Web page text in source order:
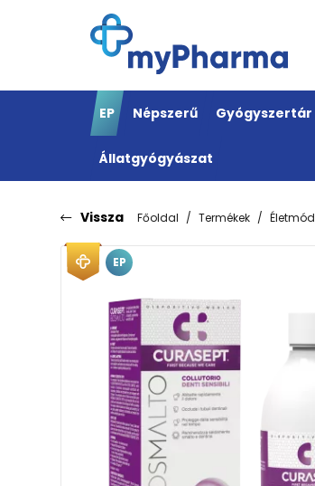
EP Népszerű Gyógyszertár
Állatgyógyászat
Vissza Főoldal Termékek Életmód
EP